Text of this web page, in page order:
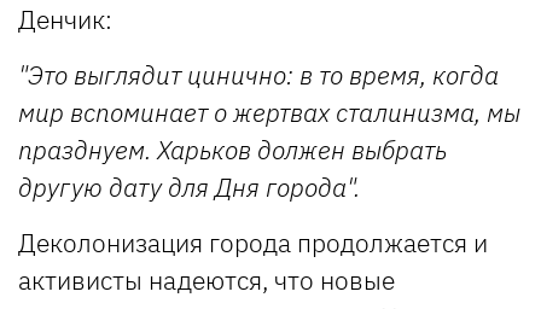
Денчик:
"Это выглядит цинично: в то время, когда
мир вспоминает о жертвах сталинизма, мы
празднуем. Харьков должен выбрать
другую дату для Дня города".
Деколонизация города продолжается и
активисты надеются, что новые